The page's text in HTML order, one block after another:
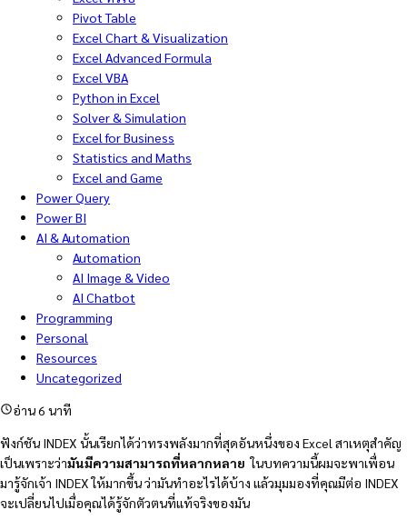
Pivot Table
Excel Chart & Visualization
Excel Advanced Formula
Excel VBA
Python in Excel
Solver & Simulation
Excel for Business
Statistics and Maths
Excel and Game
Power Query
Power BI
AI & Automation
Automation
AI Image & Video
AI Chatbot
Programming
Personal
Resources
Uncategorized
อ่าน 6 นาที
ฟังก์ชัน INDEX นั้นเรียกได้ว่าทรงพลังมากที่สุดอันหนึ่งของ Excel สาเหตุสำคัญ
เป็นเพราะว่ามันมีความสามารถที่หลากหลาย ในบทความนี้ผมจะพาเพื่อน
มารู้จักเจ้า INDEX ให้มากขึ้น ว่ามันทำอะไรได้บ้าง แล้วมุมมองที่คุณมีต่อ INDEX
จะเปลี่ยนไปเมื่อคุณได้รู้จักตัวตนที่แท้จริงของมัน